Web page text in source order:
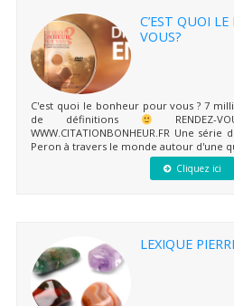
C’EST QUOI
VOUS?
C'est quoi le bonheur pour vous ? 7
de définitions
RENDEZ-
WWW.CITATIONBONHEUR.FR Une
Peron à travers le monde autour d'une
Cliquez ici
LEXIQUE